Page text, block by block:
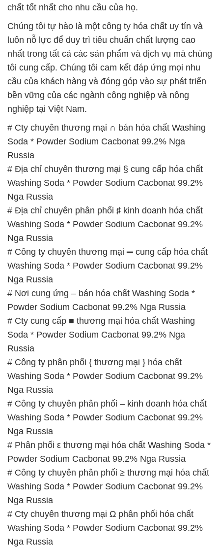
chất tốt nhất cho nhu cầu của họ.
Chúng tôi tự hào là một công ty hóa chất uy tín và
luôn nỗ lực để duy trì tiêu chuẩn chất lượng cao
nhất trong tất cả các sản phẩm và dịch vụ mà chúng
tôi cung cấp. Chúng tôi cam kết đáp ứng mọi nhu
cầu của khách hàng và đóng góp vào sự phát triển
bền vững của các ngành công nghiệp và nông
nghiệp tại Việt Nam.
# Cty chuyên thương mại ∩ bán hóa chất Washing
Soda * Powder Sodium Cacbonat 99.2% Nga
Russia
# Địa chỉ chuyên thương mại § cung cấp hóa chất
Washing Soda * Powder Sodium Cacbonat 99.2%
Nga Russia
# Địa chỉ chuyên phân phối ♯ kinh doanh hóa chất
Washing Soda * Powder Sodium Cacbonat 99.2%
Nga Russia
# Công ty chuyên thương mại ═ cung cấp hóa chất
Washing Soda * Powder Sodium Cacbonat 99.2%
Nga Russia
# Nơi cung ứng – bán hóa chất Washing Soda *
Powder Sodium Cacbonat 99.2% Nga Russia
# Cty cung cấp ■ thương mại hóa chất Washing
Soda * Powder Sodium Cacbonat 99.2% Nga
Russia
# Công ty phân phối { thương mại } hóa chất
Washing Soda * Powder Sodium Cacbonat 99.2%
Nga Russia
# Công ty chuyên phân phối – kinh doanh hóa chất
Washing Soda * Powder Sodium Cacbonat 99.2%
Nga Russia
# Phân phối ε thương mại hóa chất Washing Soda *
Powder Sodium Cacbonat 99.2% Nga Russia
# Công ty chuyên phân phối ≥ thương mại hóa chất
Washing Soda * Powder Sodium Cacbonat 99.2%
Nga Russia
# Cty chuyên thương mại Ω phân phối hóa chất
Washing Soda * Powder Sodium Cacbonat 99.2%
Nga Russia